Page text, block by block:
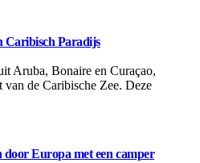
Caribisch Paradijs
Aruba, Bonaire en Curaçao,
van de Caribische Zee. Deze
door Europa met een camper